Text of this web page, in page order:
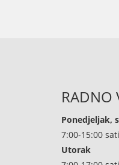
RADNO
Ponedjeljak,
7:00-15:00 sati
Utorak